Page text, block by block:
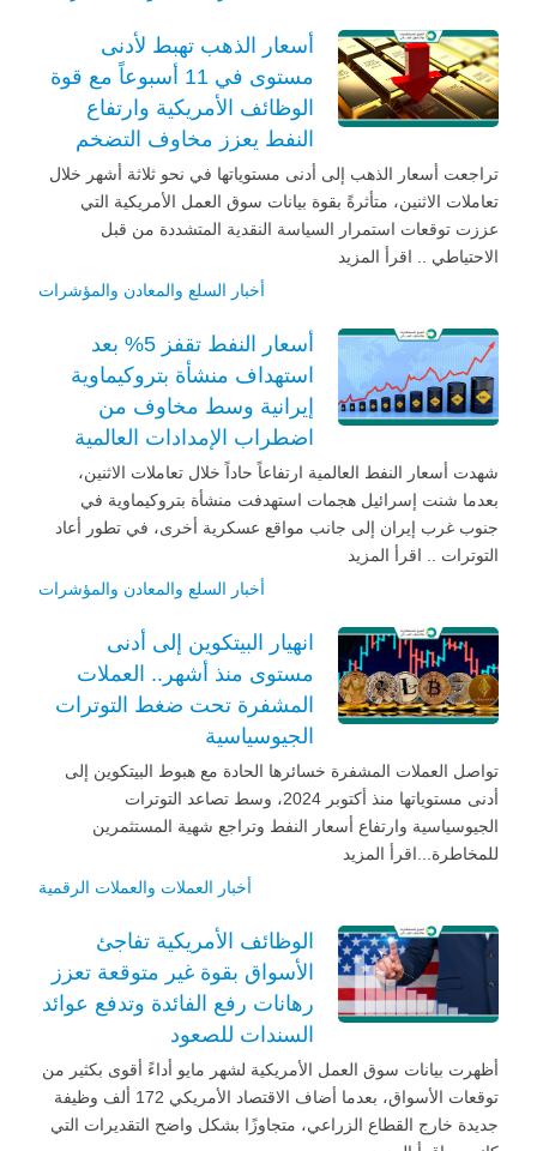
أسعار الذهب تهبط لأدنى
مستوى في 11 أسبوعاً مع قوة
الوظائف الأمريكية وارتفاع
النفط يعزز مخاوف التضخم
تراجعت أسعار الذهب إلى أدنى مستوياتها في نحو ثلاثة أشهر خلال
تعاملات الاثنين، متأثرةً بقوة بيانات سوق العمل الأمريكية التي
عززت توقعات استمرار السياسة النقدية المتشددة من قبل
الاحتياطي .. اقرأ المزيد
أخبار السلع والمعادن والمؤشرات
أسعار النفط تقفز 5% بعد
استهداف منشأة بتروكيماوية
إيرانية وسط مخاوف من
اضطراب الإمدادات العالمية
شهدت أسعار النفط العالمية ارتفاعاً حاداً خلال تعاملات الاثنين،
بعدما شنت إسرائيل هجمات استهدفت منشأة بتروكيماوية في
جنوب غرب إيران إلى جانب مواقع عسكرية أخرى، في تطور أعاد
التوترات .. اقرأ المزيد
أخبار السلع والمعادن والمؤشرات
انهيار البيتكوين إلى أدنى
مستوى منذ أشهر.. العملات
المشفرة تحت ضغط التوترات
الجيوسياسية
تواصل العملات المشفرة خسائرها الحادة مع هبوط البيتكوين إلى
أدنى مستوياتها منذ أكتوبر 2024، وسط تصاعد التوترات
الجيوسياسية وارتفاع أسعار النفط وتراجع شهية المستثمرين
للمخاطرة...اقرأ المزيد
أخبار العملات والعملات الرقمية
الوظائف الأمريكية تفاجئ
الأسواق بقوة غير متوقعة تعزز
رهانات رفع الفائدة وتدفع عوائد
السندات للصعود
أظهرت بيانات سوق العمل الأمريكية لشهر مايو أداءً أقوى بكثير من
توقعات الأسواق، بعدما أضاف الاقتصاد الأمريكي 172 ألف وظيفة
جديدة خارج القطاع الزراعي، متجاوزًا بشكل واضح التقديرات التي